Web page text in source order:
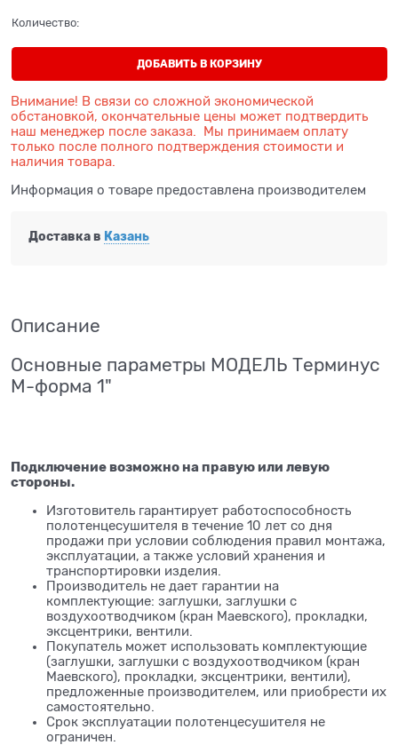
Количество:
ДОБАВИТЬ В КОРЗИНУ
Внимание! В связи со сложной экономической
обстановкой, окончательные цены может подтвердить
наш менеджер после заказа. Мы принимаем оплату
только после полного подтверждения стоимости и
наличия товара.
Информация о товаре предоставлена производителем
Доставка в Казань
Описание
Основные параметры МОДЕЛЬ Терминус
М-форма 1"
Подключение возможно на правую или левую
стороны.
Изготовитель гарантирует работоспособность
полотенцесушителя в течение 10 лет со дня
продажи при условии соблюдения правил монтажа,
эксплуатации, а также условий хранения и
транспортировки изделия.
Производитель не дает гарантии на
комплектующие: заглушки, заглушки с
воздухоотводчиком (кран Маевского), прокладки,
эксцентрики, вентили.
Покупатель может использовать комплектующие
(заглушки, заглушки с воздухоотводчиком (кран
Маевского), прокладки, эксцентрики, вентили),
предложенные производителем, или приобрести их
самостоятельно.
Срок эксплуатации полотенцесушителя не
ограничен.